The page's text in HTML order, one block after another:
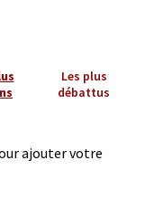
Les plus
débattus
ajouter votre